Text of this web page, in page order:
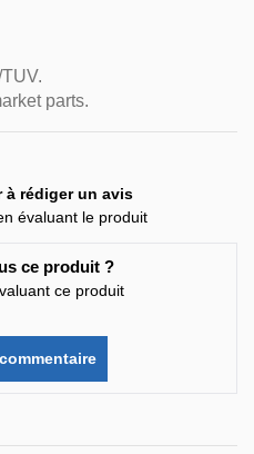
parts.
à rédiger un avis
évaluant le produit
ce produit ?
ce produit